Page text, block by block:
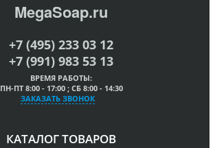
MegaSoap.ru
+7 (495) 233 03 12
+7 (991) 983 53 13
ВРЕМЯ РАБОТЫ:
ПН-ПТ 8:00 - 17:00 ; СБ 8:00 - 14:30
ЗАКАЗАТЬ ЗВОНОК
КАТАЛОГ ТОВАРОВ